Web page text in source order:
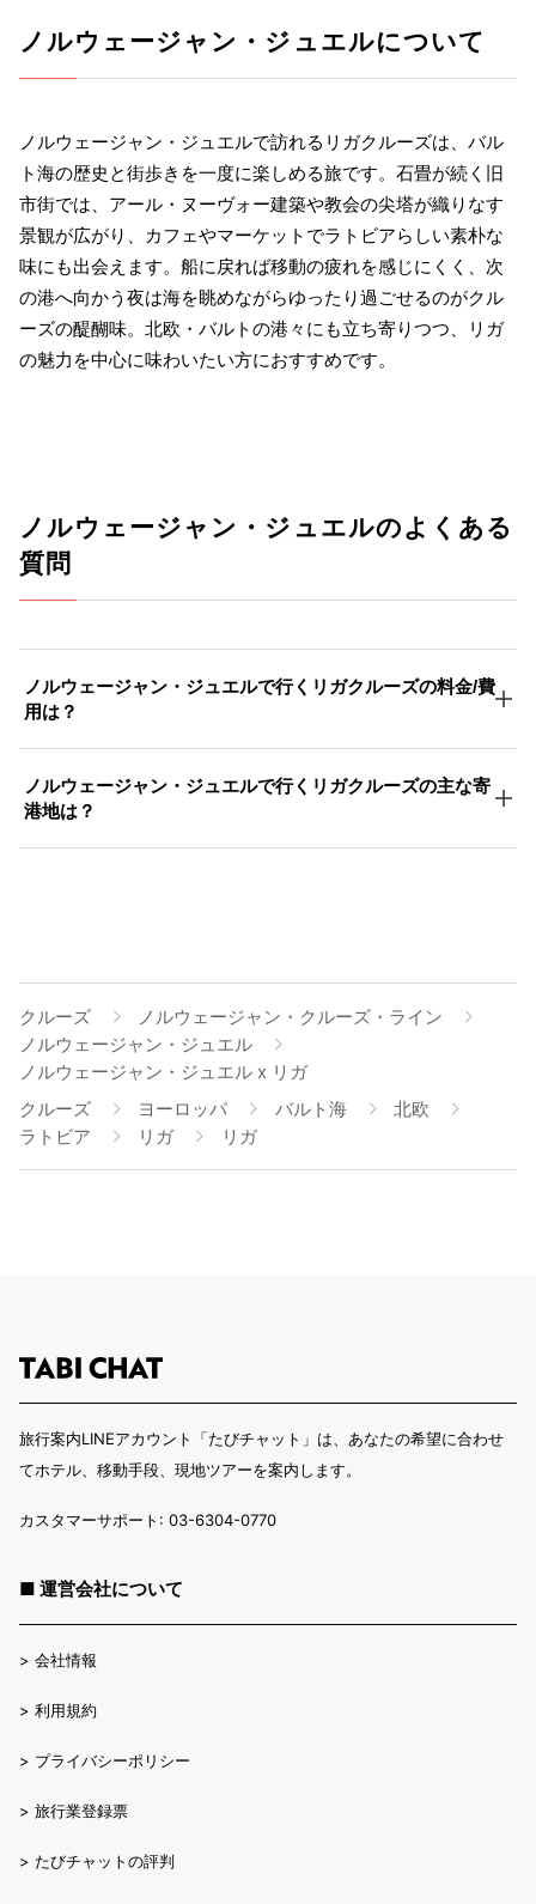
ノルウェージャン・ジュエルについて
ノルウェージャン・ジュエルで訪れるリガクルーズは、バル
ト海の歴史と街歩きを一度に楽しめる旅です。石畳が続く旧
市街では、アール・ヌーヴォー建築や教会の尖塔が織りなす
景観が広がり、カフェやマーケットでラトビアらしい素朴な
味にも出会えます。船に戻れば移動の疲れを感じにくく、次
の港へ向かう夜は海を眺めながらゆったり過ごせるのがクル
ーズの醍醐味。北欧・バルトの港々にも立ち寄りつつ、リガ
の魅力を中心に味わいたい方におすすめです。
ノルウェージャン・ジュエルのよくある
質問
ノルウェージャン・ジュエルで行くリガクルーズの料金/費
用は？
ノルウェージャン・ジュエルで行くリガクルーズの主な寄
港地は？
クルーズ
ノルウェージャン・クルーズ・ライン
ノルウェージャン・ジュエル
ノルウェージャン・ジュエル x リガ
クルーズ
ヨーロッパ バルト海
北欧
ラトビア
リガ リガ
旅行案内LINEアカウント「たびチャット」は、あなたの希望に合わせ
てホテル、移動手段、現地ツアーを案内します。
カスタマーサポート: 03-6304-0770
■ 運営会社について
> 会社情報
> 利用規約
> プライバシーポリシー
> 旅行業登録票
> たびチャットの評判